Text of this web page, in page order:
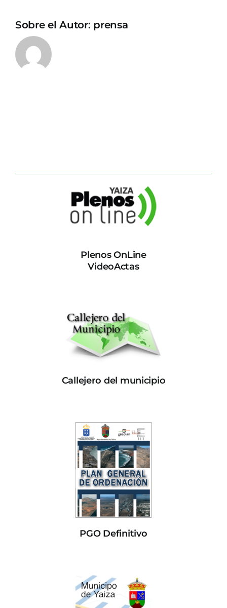
Sobre el Autor: prensa
Plenos OnLine
VideoActas
Callejero del municipio
PGO Definitivo